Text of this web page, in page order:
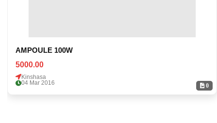
0
AMPOULE 100W
5000.00
Kinshasa
04 Mar 2016